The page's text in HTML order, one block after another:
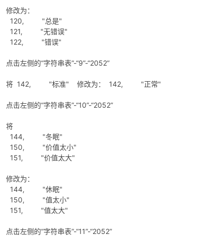
修改为：
120, "总是"
121, "无错误"
122, "错误"
点击左侧的“字符串表”-“9”-“2052”
将 142, "标准" 修改为： 142, "正常"
点击左侧的“字符串表”-“10”-“2052”
将
144, "冬眠"
150, "价值太小"
151, "价值太大"
修改为：
144, "休眠"
150, "值太小"
151, "值太大"
点击左侧的“字符串表”-“11”-“2052”